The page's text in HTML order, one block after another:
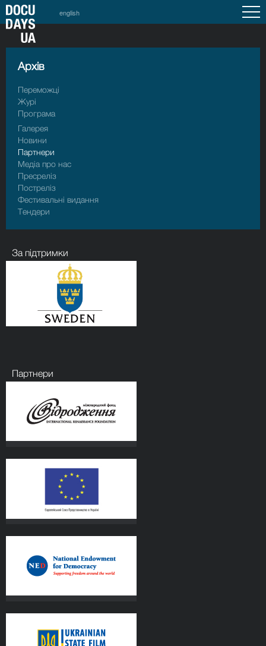
english
Архiв
Переможці
Журі
Програма
Галерея
Новини
Партнери
Медіа про нас
Пресрелiз
Пострелiз
Фестивальні видання
Тендери
За підтримки
Партнери